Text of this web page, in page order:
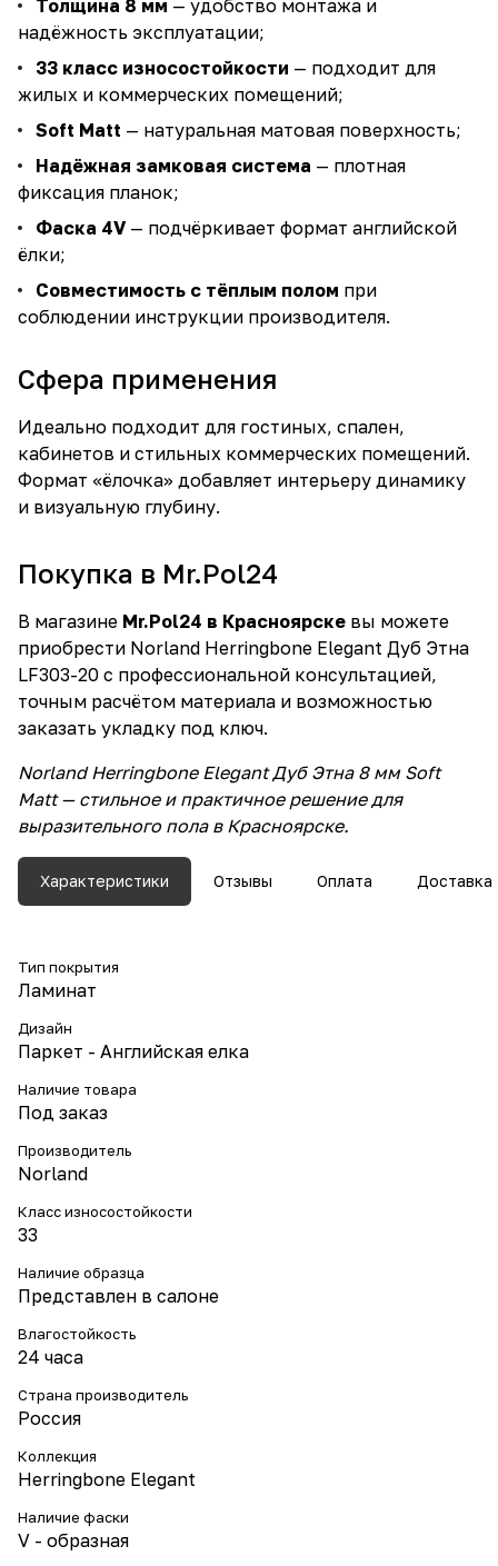
Толщина 8 мм — удобство монтажа и
надёжность эксплуатации;
33 класс износостойкости — подходит для
жилых и коммерческих помещений;
Soft Matt — натуральная матовая поверхность;
Надёжная замковая система — плотная
фиксация планок;
Фаска 4V — подчёркивает формат английской
ёлки;
Совместимость с тёплым полом при
соблюдении инструкции производителя.
Сфера применения
Идеально подходит для гостиных, спален,
кабинетов и стильных коммерческих помещений.
Формат «ёлочка» добавляет интерьеру динамику
и визуальную глубину.
Покупка в Mr.Pol24
В магазине Mr.Pol24 в Красноярске вы можете
приобрести Norland Herringbone Elegant Дуб Этна
LF303-20 с профессиональной консультацией,
точным расчётом материала и возможностью
заказать укладку под ключ.
Norland Herringbone Elegant Дуб Этна 8 мм Soft
Matt — стильное и практичное решение для
выразительного пола в Красноярске.
Характеристики Отзывы Оплата Доставка
Тип покрытия
Ламинат
Дизайн
Паркет - Английская елка
Наличие товара
Под заказ
Производитель
Norland
Класс износостойкости
33
Наличие образца
Представлен в салоне
Влагостойкость
24 часа
Страна производитель
Россия
Коллекция
Herringbone Elegant
Наличие фаски
V - образная